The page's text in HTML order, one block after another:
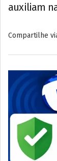
auxiliam
Compartilhe